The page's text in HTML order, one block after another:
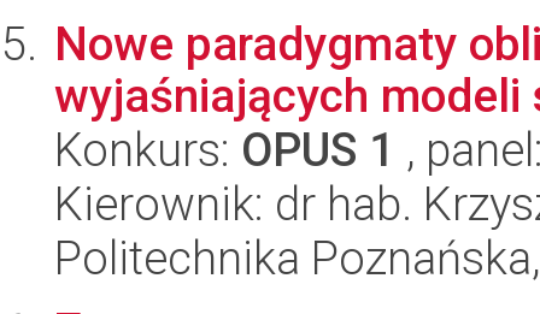
Nowe paradygmaty
wyjaśniających modeli
Konkurs: OPUS 1 ,
Kierownik: dr hab.
Politechnika